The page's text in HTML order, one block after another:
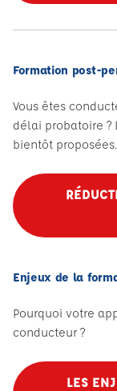
Formation post-
Vous êtes
délai probatoire ?
bientôt proposées.
Enjeux de la
Pourquoi votre
conducteur ?
LES